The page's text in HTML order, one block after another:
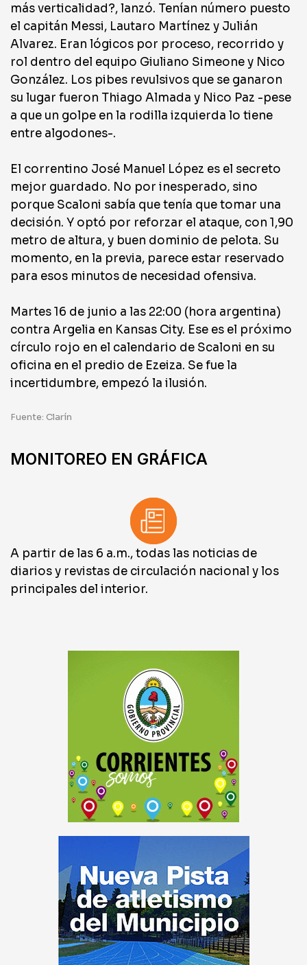
más verticalidad?, lanzó. Tenían número puesto
el capitán Messi, Lautaro Martínez y Julián
Alvarez. Eran lógicos por proceso, recorrido y
rol dentro del equipo Giuliano Simeone y Nico
González. Los pibes revulsivos que se ganaron
su lugar fueron Thiago Almada y Nico Paz -pese
a que un golpe en la rodilla izquierda lo tiene
entre algodones-.
El correntino José Manuel López es el secreto
mejor guardado. No por inesperado, sino
porque Scaloni sabía que tenía que tomar una
decisión. Y optó por reforzar el ataque, con 1,90
metro de altura, y buen dominio de pelota. Su
momento, en la previa, parece estar reservado
para esos minutos de necesidad ofensiva.
Martes 16 de junio a las 22:00 (hora argentina)
contra Argelia en Kansas City. Ese es el próximo
círculo rojo en el calendario de Scaloni en su
oficina en el predio de Ezeiza. Se fue la
incertidumbre, empezó la ilusión.
Fuente: Clarín
MONITOREO EN GRÁFICA
A partir de las 6 a.m., todas las noticias de
diarios y revistas de circulación nacional y los
principales del interior.